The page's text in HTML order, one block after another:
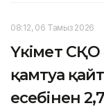
08:12, 06 Тамыз 2026
Үкімет
қамтуға
есебінен